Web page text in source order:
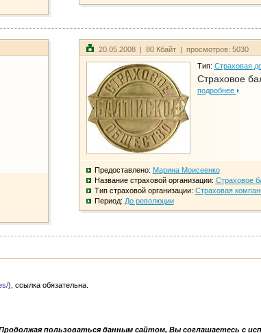
20.05.2008 | 80 Кбайт | просмотров: 5030
Тип: Страховая
Страховое
подробнее
Предоставлено: Марина Моисеенко
Название страховой организации: Страховое
Тип страховой организации: Страховая
Период: До революции
), ссылка обязательна.
пользоваться данным сайтом, Вы соглашаетесь с